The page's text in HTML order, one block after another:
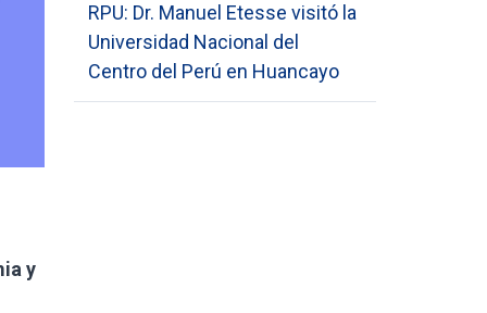
y
RPU: Dr. Manuel Etesse visitó la
Universidad Nacional del
Centro del Perú en Huancayo